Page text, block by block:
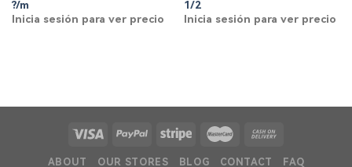
?/m
Inicia sesión para ver precio
1/2
Inicia sesión para ver precio
ABOUT OUR STORES BLOG CONTACT FAQ